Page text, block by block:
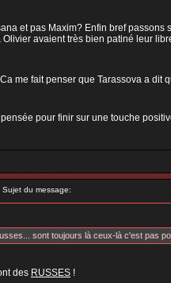
et pas Maxim? Enfin bref
avaient très bien patiné leur
me fait penser que Tarassova a
pour finir sur une touche
du message:
sont toujours là ceux-là c'est pas
desRUSSES!